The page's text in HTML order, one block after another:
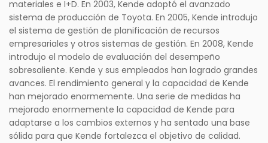
materiales e I+D. En 2003, Kende adoptó el avanzado
sistema de producción de Toyota. En 2005, Kende introdujo
el sistema de gestión de planificación de recursos
empresariales y otros sistemas de gestión. En 2008, Kende
introdujo el modelo de evaluación del desempeño
sobresaliente. Kende y sus empleados han logrado grandes
avances. El rendimiento general y la capacidad de Kende
han mejorado enormemente. Una serie de medidas ha
mejorado enormemente la capacidad de Kende para
adaptarse a los cambios externos y ha sentado una base
sólida para que Kende fortalezca el objetivo de calidad.